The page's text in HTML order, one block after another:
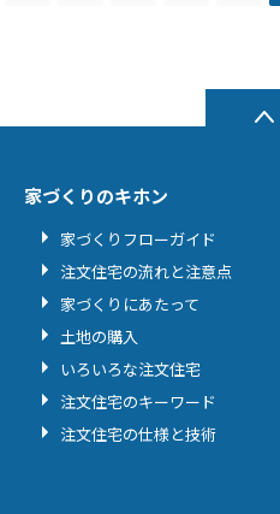
家づくりのキホン
家づくりフローガイド
注文住宅の流れと注意点
家づくりにあたって
土地の購入
いろいろな注文住宅
注文住宅のキーワード
注文住宅の仕様と技術